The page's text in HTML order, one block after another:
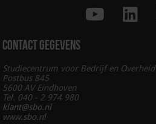
Contact gegevens
Studiecentrum voor Bedrijf en Overheid
Postbus 845
5600 AV Eindhoven
Tel. 040 - 2 974 980
klant@sbo.nl
www.sbo.nl